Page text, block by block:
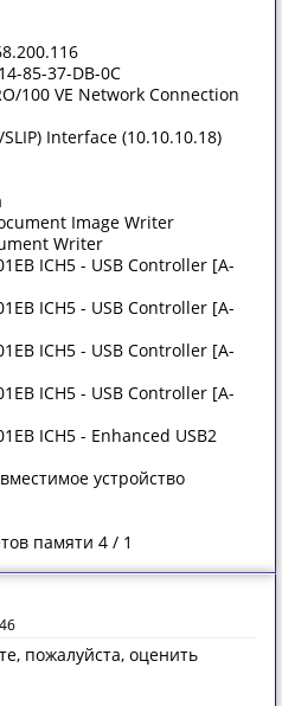
85-37-DB-0C
100 VE Network Connection
Interface (10.10.10.18)
Image Writer
Writer
ICH5 - USB Controller [A-
ICH5 - USB Controller [A-
ICH5 - USB Controller [A-
ICH5 - USB Controller [A-
ICH5 - Enhanced USB2
устройство
памяти 4 / 1
пожалуйста, оценить